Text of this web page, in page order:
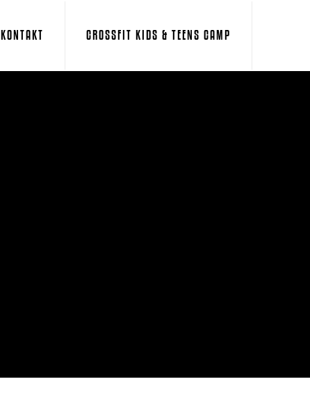
KONTAKT CROSSFIT KIDS & TEENS CAMP